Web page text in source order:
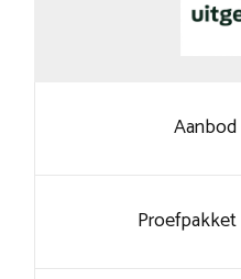
Aanbod
Proefpakket